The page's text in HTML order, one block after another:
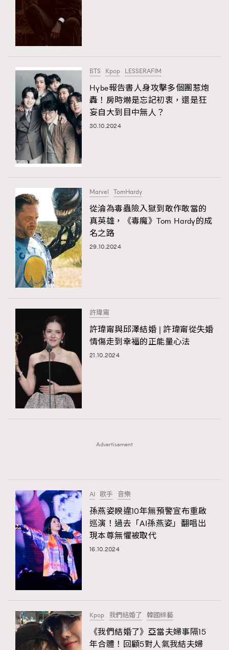
FigaroSubculture
HommesFashion 2
HommeStyle 132
NoBagNoLife 349
People
VAxChowSangSang
WatchesWonder&Beyond
WatchesWonder&Beyond
向ChanelN°5致敬 1
大時代小事情 42
時尚熱話
玩物壯志 1
本人已詳閱並同意遵守本文列明條款及細則。 請瀏覽
(nmg.com.hk/privacy
本人願意接收新傳媒集團的最新消息及其他宣傳資訊，本人同意
About us Collaboration Opportunity
New Media Group | Madame Figaro editions: France | Greece
| Japan | Portugal | Spain
#FigaroIssue 容祖兒封面專訪｜追逐歌手夢
#FigaroIssue 專訪陳漢娜Hanna與Takuro｜模特
當巨蟹座遇上處女座 Tyson Yoshi x 林家謙
BTS Kpop LESSERAFIM
Hybe報告書人身攻擊多個團惹炮
轟！房時爀是忘記初衷，還是狂
妄自大到目中無人？
30.10.2024
Marvel TomHardy
從淪為毒蟲險入獄到敢作敢當的
真英雄，《毒魔》Tom Hardy的成
名之路
29.10.2024
許瑋甯
許瑋甯與邱澤結婚 | 許瑋甯從失婚
情傷走到幸福的正能量心法
21.10.2024
Advertisement
AI 歌手 音樂
孫燕姿睽違10年無預警宣布重啟
巡演！過去「AI孫燕姿」翻唱出
現本尊無懼被取代
16.10.2024
Kpop 我們結婚了 韓國綜藝
《我們結婚了》亞當夫婦事隔15
年合體！回顧5對人氣我結夫婦